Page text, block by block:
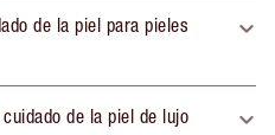
de la piel para pieles
de la piel de lujo